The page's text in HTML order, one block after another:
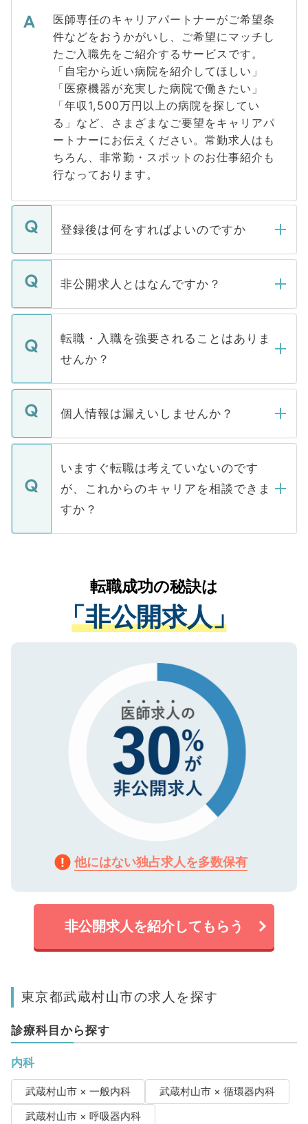
医師専任のキャリアパートナーがご希望条
件などをおうかがいし、ご希望にマッチし
たご入職先をご紹介するサービスです。
「自宅から近い病院を紹介してほしい」
「医療機器が充実した病院で働きたい」
「年収1,500万円以上の病院を探してい
る」など、さまざまなご要望をキャリアパ
ートナーにお伝えください。常勤求人はも
ちろん、非常勤・スポットのお仕事紹介も
行なっております。
登録後は何をすればよいのですか
ご登録いただきましたら、弊社担当者がご
登録内容を確認し、その後メールもしくは
ます。通常、5営業日以内にはご連絡をせて
いただきますので、しばらくお待ちくださ
い。
非公開求人とはなんですか？
マイナビDOCTORで取り扱っている求人の
うち約3割は、Webサイトからご覧いただ
けない「非公開求人」です。非公開求人は
下記の理由によって、一般には公開してい
ません。
■応募殺到を避けるため 人気のある医療機
関を公にしてしまうと、応募が殺到する場
に、医療機関が求める条件に合った人材の
みを人材紹介会社に依頼するケースが増え
ています。
転職・入職を強要されることはありま
せんか？
転職・入職を強要することは一切ありませ
ん。また、仮に応募先から内定をいただい
定を承諾する必要はありません。内定先へ
の辞退の連絡はキャリアパートナーが行い
ますので、ご安心ください。
個人情報は漏えいしませんか？
個人情報が漏えいすることはありませんの
で、ご安心ください。当サイトからの登録
などで収集したご登録者様の個人情報は、
ご本人のキャリアアップおよび転職活動の
支援を目的に使用いたします。お預かりし
ているすべての個人データはご本人の許可
は、個人情報の取り扱いについての厳密な
管理基準を満たした事業者のみに付与され
る、プライバシーマークを取得済みです。
ご登録いただいた個人情報は、SSL（デー
で、機密保持に関してもご安心ください。
いますぐ転職は考えていないのです
が、これからのキャリアを相談できま
すか？
かがいして、現在の医療機関の状況や紹介
経験をまじえながら、適切なアドバイスを
させていただきます。すぐにご転職をされ
ない方には、長期的なサポートが可能です
ので、まずはご登録ください。
転職成功の秘訣は
「非公開求人」
他にはない独占求人を多数保有
非公開求人を紹介してもらう
東京都武蔵村山市の求人を探す
診療科目から探す
内科
武蔵村山市 × 一般内科
武蔵村山市 × 循環器内科
武蔵村山市 × 呼吸器内科